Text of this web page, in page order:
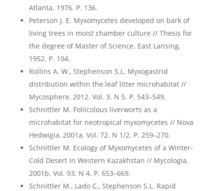
Atlanta. 1976. P. 136.
Peterson J. E. Myxomycetes developed on bark of
living trees in moist chamber culture // Thesis for
the degree of Master of Science. East Lansing,
1952. P. 104.
Rollins A. W., Stephenson S.L. Myxogastrid
distribution within the leaf litter microhabitat //
Mycosphere, 2012. Vol. 3. N 5. P. 543–549.
Schnittler M. Foliicolous liverworts as a
microhabitat for neotropical myxomycetes // Nova
Hedwigia, 2001a. Vol. 72. N 1/2. Р. 259–270.
Schnittler M. Ecology of Myxomycetes of a Winter-
Cold Desert in Western Kazakhstan // Mycologia,
2001b. Vol. 93. N 4. Р. 653–669.
Schnittler M., Lado C., Stephenson S.L. Rapid